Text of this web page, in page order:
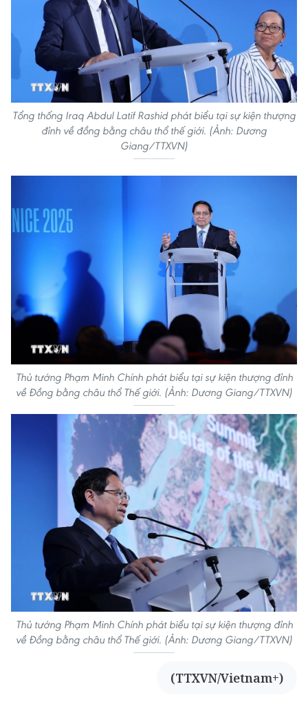
Tổng thống Iraq Abdul Latif Rashid phát biểu tại sự kiện thượng
đỉnh về đồng bằng châu thổ thế giới. (Ảnh: Dương
Giang/TTXVN)
Thủ tướng Phạm Minh Chính phát biểu tại sự kiện thượng đỉnh
về Đồng bằng châu thổ Thế giới. (Ảnh: Dương Giang/TTXVN)
Thủ tướng Phạm Minh Chính phát biểu tại sự kiện thượng đỉnh
về Đồng bằng châu thổ Thế giới. (Ảnh: Dương Giang/TTXVN)
(TTXVN/Vietnam+)